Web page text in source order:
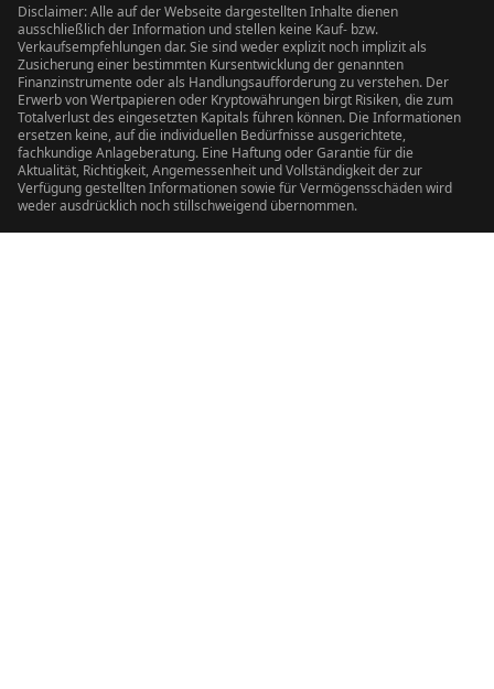
Disclaimer: Alle auf der Webseite dargestellten Inhalte dienen
ausschließlich der Information und stellen keine Kauf- bzw.
Verkaufsempfehlungen dar. Sie sind weder explizit noch implizit als
Zusicherung einer bestimmten Kursentwicklung der genannten
Finanzinstrumente oder als Handlungsaufforderung zu verstehen. Der
Erwerb von Wertpapieren oder Kryptowährungen birgt Risiken, die zum
Totalverlust des eingesetzten Kapitals führen können. Die Informationen
ersetzen keine, auf die individuellen Bedürfnisse ausgerichtete,
fachkundige Anlageberatung. Eine Haftung oder Garantie für die
Aktualität, Richtigkeit, Angemessenheit und Vollständigkeit der zur
Verfügung gestellten Informationen sowie für Vermögensschäden wird
weder ausdrücklich noch stillschweigend übernommen.